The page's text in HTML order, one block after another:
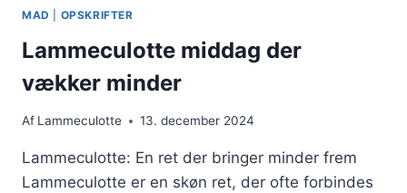
MAD OPSKRIFTER
Lammeculotte middag der
vækker minder
Af Lammeculotte 13. december 2024
Lammeculotte: En ret der bringer minder frem
Lammeculotte er en skøn ret, der ofte forbindes